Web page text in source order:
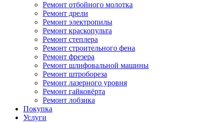
Ремонт отбойного молотка
Ремонт дрели
Ремонт электропилы
Ремонт краскопульта
Ремонт степлера
Ремонт строительного фена
Ремонт фрезера
Ремонт шлифовальной машины
Ремонт штробореза
Ремонт лазерного уровня
Ремонт гайковёрта
Ремонт лобзика
Покупка
Услуги